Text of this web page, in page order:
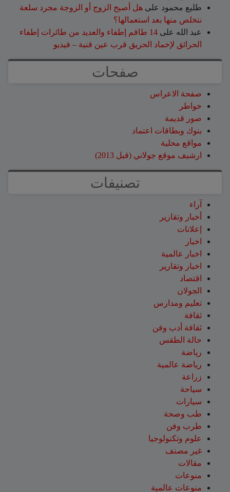
طليع محمود على هل أصبح الزوج أو الزوجة مجرد سلعة
نتخلص منها بعد استعمالها؟
عبد الله على
14 طاقم إطفاء والعديد من طائرات إطفاء
الحرائق لإخماد الحريق قرب عين قنية – فيديو
صفحات
صفحة الاعراس
خواطر
صور قديمة
بنوك وبطاقات اعتماد
مواقع محلية
ارشيف موقع جولاني (قبل 2013)
تصنيفات
آراء
أخبار وتقارير
إعلانات
اخبار
اخبار عالمية
اخبار وتقارير
اقتصاد
الجولان
تعليم ومدارس
ثقافة
ثقافة أدب وفن
حالة الطقس
رياضة
رياضة عالمية
زراعة
سياحة
سيارات
طب وصحة
طرب وفن
علوم وتكنولوجيا
غير مصنف
مقالات
منوعات
منوعات عالمية